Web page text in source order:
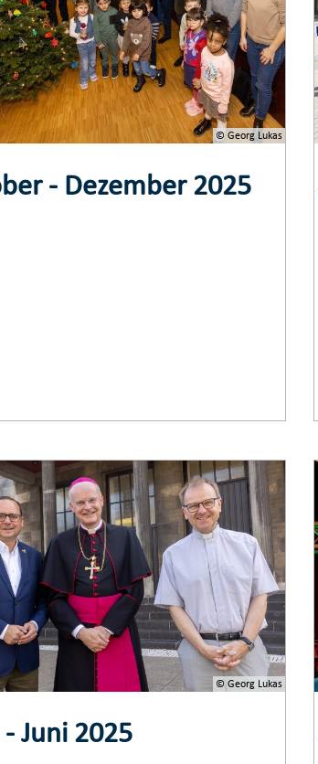
© Georg Lukas
- Dezember 2025
© Georg Lukas
Juni 2025